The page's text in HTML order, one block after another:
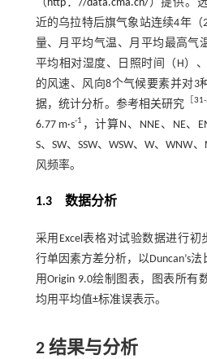
（ http：//data.cma.cn/ ）提供。
近的乌拉特后旗气象站连续4年（
量、月平均气温、月平均最高气
平均相对湿度、日照时间（H）
的风速、风向8个气候要素并对3
据，统计分析。参考相关研究 ［31-
6.77 m·s-1 ，计算N、NNE、NE、
S、SW、SSW、WSW、W、WNW
风频率。
1.3 数据分析
采用Excel表格对试验数据进行初
行单因素方差分析，以Duncan’s
用Origin 9.0绘制图表，图表所有
均用平均值±标准误表示。
2结果与分析